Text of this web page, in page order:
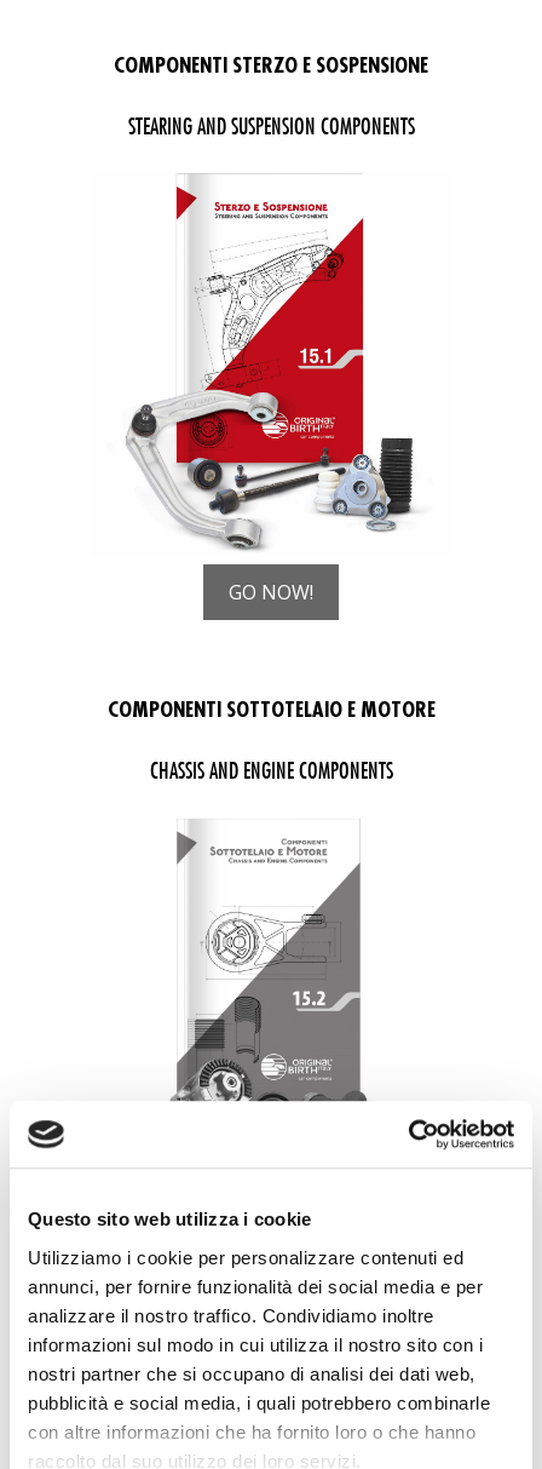
Questo sito web utilizza i cookie
Utilizziamo i cookie per personalizzare contenuti ed
annunci, per fornire funzionalità dei social media e per
analizzare il nostro traffico. Condividiamo inoltre
informazioni sul modo in cui utilizza il nostro sito con i
nostri partner che si occupano di analisi dei dati web,
pubblicità e social media, i quali potrebbero combinarle
con altre informazioni che ha fornito loro o che hanno
raccolto dal suo utilizzo dei loro servizi.
COMPONENTI STERZO E SOSPENSIONE
STEARING AND SUSPENSION COMPONENTS
GO NOW!
COMPONENTI SOTTOTELAIO E MOTORE
CHASSIS AND ENGINE COMPONENTS
GO NOW!
COMPONENTI RAFFREDDAMENTO MOTORE
COOLING SYSTEM COMPONENTS